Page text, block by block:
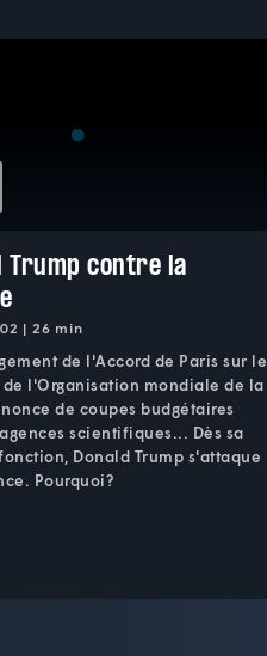
Trump contre la
| 26 min
de l'Accord de Paris sur le
l'Organisation mondiale de la
de coupes budgétaires
scientifiques... Dès sa
Donald Trump s'attaque
Pourquoi?